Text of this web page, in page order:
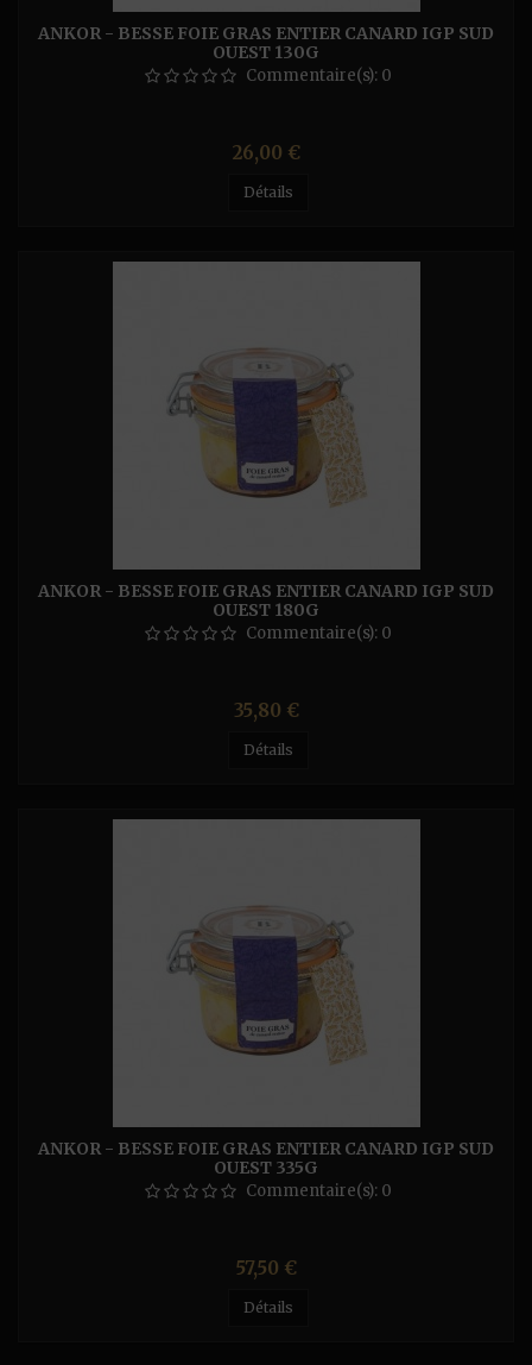
ANKOR - BESSE FOIE GRAS ENTIER CANARD IGP SUD
OUEST 130G
Commentaire(s): 0
Prix
26,00 €
Détails
ANKOR - BESSE FOIE GRAS ENTIER CANARD IGP SUD
OUEST 180G
Commentaire(s): 0
Prix
35,80 €
Détails
ANKOR - BESSE FOIE GRAS ENTIER CANARD IGP SUD
OUEST 335G
Commentaire(s): 0
Prix
57,50 €
Détails